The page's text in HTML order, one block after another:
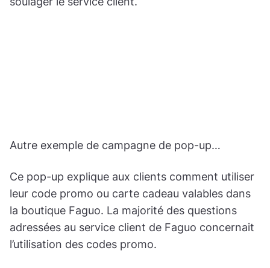
Autre exemple de campagne de pop-up…
Ce pop-up explique aux clients comment utiliser
leur code promo ou carte cadeau valables dans
la boutique Faguo. La majorité des questions
adressées au service client de Faguo concernait
l’utilisation des codes promo.